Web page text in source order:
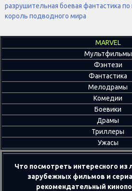
разрушительная боевая фантастика по
король подводного мира
MARVEL
Мультфильмы
Фэнтези
Фантастика
Мелодрамы
Комедии
Боевики
Драмы
Триллеры
Ужасы
Что посмотреть интересного из
зарубежных фильмов и
рекомендательный